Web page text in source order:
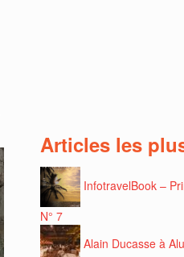
Articles les
InfotravelBook –
N° 7
Alain Ducasse à